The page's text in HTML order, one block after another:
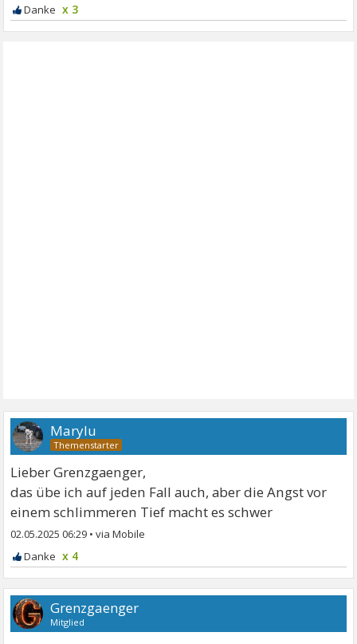
x 3
Marylu
Lieber Grenzgaenger,
das übe ich auf jeden Fall auch, aber die Angst vor
einem schlimmeren Tief macht es schwer
02.05.2025 06:29 •
x 4
Grenzgaenger
Mitglied